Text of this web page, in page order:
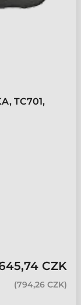
TC701,
CZK
(794,26 CZK)